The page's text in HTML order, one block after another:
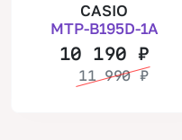
CASIO
MTP-B195D-1A
10 190₽
11 990₽